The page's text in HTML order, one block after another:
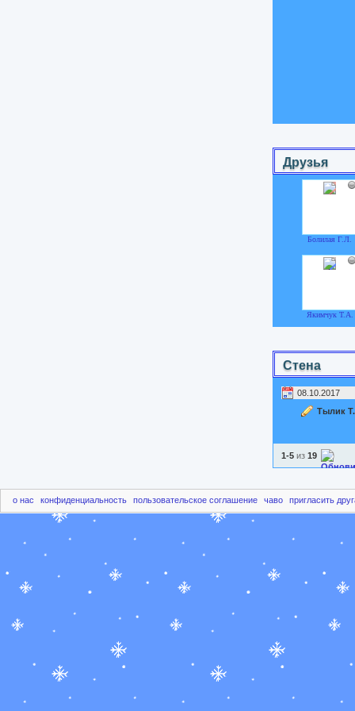
Друзья
Болилая Г.Л.
Якимчук Т.А.
Стена
08.10.2017
Тылик
1-5 из 19
о нас конфиденциальность пользовательское соглашение чаво пригласить